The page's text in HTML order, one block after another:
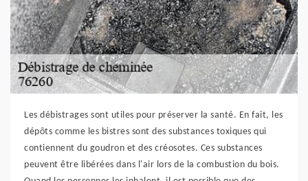
Les débistrages sont utiles pour préserver la santé. En fait, les
dépôts comme les bistres sont des substances toxiques qui
contiennent du goudron et des créosotes. Ces substances
peuvent être libérées dans l'air lors de la combustion du bois.